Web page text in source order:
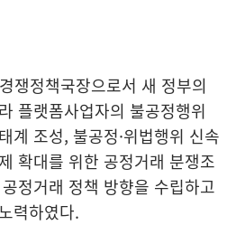
경쟁정책국장으로서 새 정부의
플랫폼사업자의 불공정행위
계 조성, 불공정·위법행위 신속
확대를 위한 공정거래 분쟁조
정거래 정책 방향을 수립하고
력하였다.